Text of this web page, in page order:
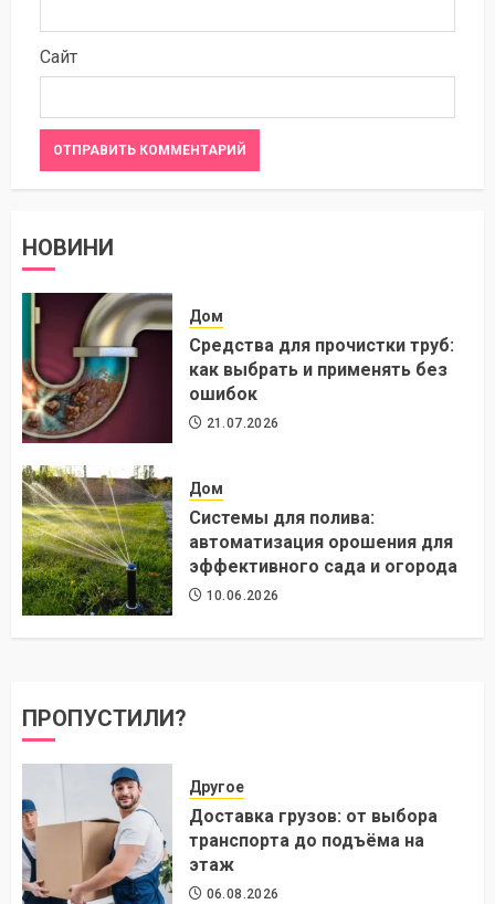
Сайт
НОВИНИ
Дом
Средства для прочистки труб:
как выбрать и применять без
ошибок
21.07.2026
Дом
Системы для полива:
автоматизация орошения для
эффективного сада и огорода
10.06.2026
ПРОПУСТИЛИ?
Другое
Доставка грузов: от выбора
транспорта до подъёма на
этаж
06.08.2026